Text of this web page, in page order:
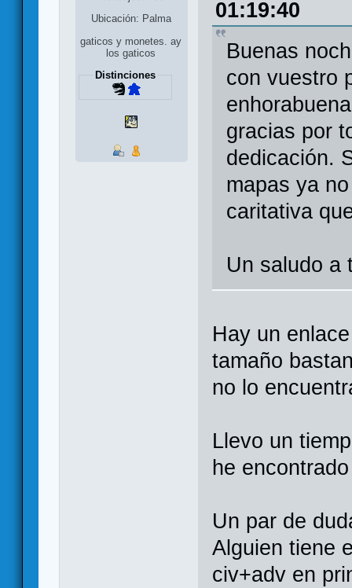
Ubicación: Palma
gaticos y monetes. ay
los gaticos
Distinciones
01:19:40
Buenas
con vuestro
gracias por
dedicación.
mapas ya
caritativa
Un saludo a
Hay un
tamaño
no lo
Llevo un
he
Un par de
Alguien tiene
civ+adv en